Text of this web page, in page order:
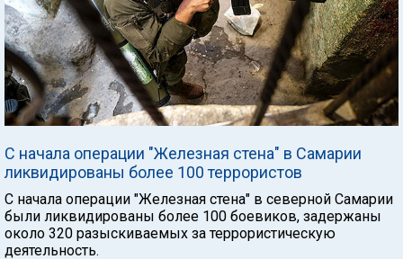
С начала операции "Железная стена" в Самарии
ликвидированы более 100 террористов
С начала операции "Железная стена" в северной Самарии
были ликвидированы более 100 боевиков, задержаны
около 320 разыскиваемых за террористическую
деятельность.